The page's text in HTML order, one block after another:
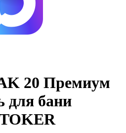
20 Премиум
для бани